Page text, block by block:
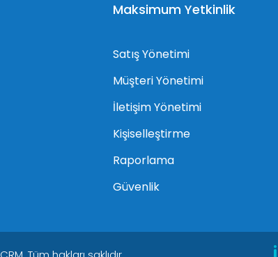
Maksimum Yetkinlik
Satış Yönetimi
Müşteri Yönetimi
İletişim Yönetimi
Kişiselleştirme
Raporlama
Güvenlik